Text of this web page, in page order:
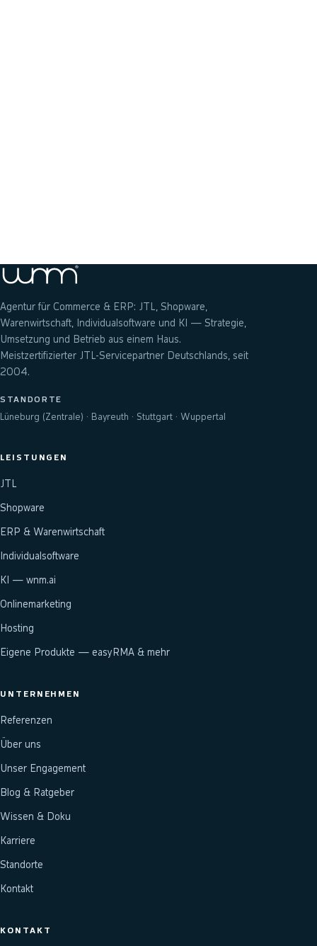
Agentur für Commerce & ERP: JTL, Shopware,
Warenwirtschaft, Individualsoftware und KI — Strategie,
Umsetzung und Betrieb aus einem Haus.
Meistzertifizierter JTL-Servicepartner Deutschlands, seit
2004.
STANDORTE
Lüneburg (Zentrale) · Bayreuth · Stuttgart · Wuppertal
LEISTUNGEN
JTL
Shopware
ERP & Warenwirtschaft
Individualsoftware
KI — wnm.ai
Onlinemarketing
Hosting
Eigene Produkte — easyRMA & mehr
UNTERNEHMEN
Referenzen
Über uns
Unser Engagement
Blog & Ratgeber
Wissen & Doku
Karriere
Standorte
Kontakt
KONTAKT